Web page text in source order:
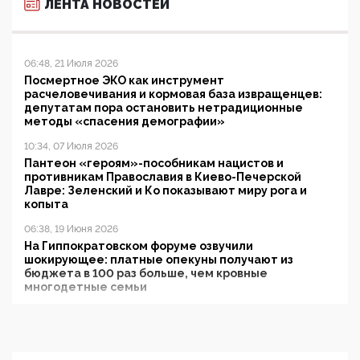
ЛЕНТА НОВОСТЕЙ
06:48, 21 Июля 2026
Посмертное ЭКО как инструмент
расчеловечивания и кормовая база извращенцев:
депутатам пора остановить нетрадиционные
методы «спасения демографии»
10:34, 07 Июля 2026
Пантеон «героям»-пособникам нацистов и
противникам Православия в Киево-Печерской
Лавре: Зеленский и Ко показывают миру рога и
копыта
06:38, 19 Июня 2026
На Гиппократовском форуме озвучили
шокирующее: платные опекуны получают из
бюджета в 100 раз больше, чем кровные
многодетные семьи